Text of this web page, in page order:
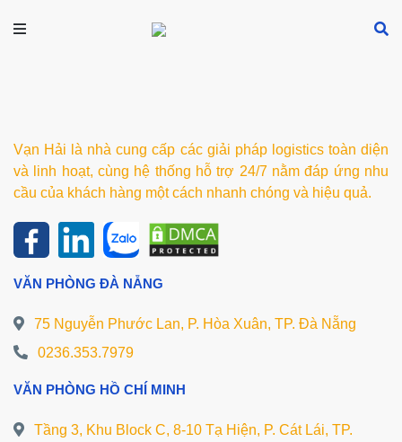
Vạn Hải là nhà cung cấp các giải pháp logistics toàn diện
và linh hoạt, cùng hệ thống hỗ trợ 24/7 nằm đáp ứng nhu
cầu của khách hàng một cách nhanh chóng và hiệu quả.
VĂN PHÒNG ĐÀ NẴNG
75 Nguyễn Phước Lan, P. Hòa Xuân, TP. Đà Nẵng
0236.353.7979
VĂN PHÒNG HỒ CHÍ MINH
Tầng 3, Khu Block C, 8-10 Tạ Hiện, P. Cát Lái, TP.